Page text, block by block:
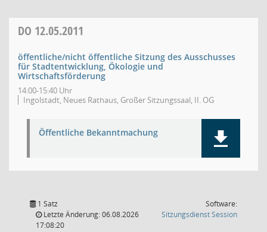
DO 12.05.2011
öffentliche/nicht öffentliche Sitzung des Ausschusses
für Stadtentwicklung, Ökologie und
Wirtschaftsförderung
14:00-15:40 Uhr
Ingolstadt, Neues Rathaus, Großer Sitzungssaal, II. OG
Öffentliche Bekanntmachung
1 Satz
Letzte Änderung: 06.08.2026
17:08:20
Software:
SitzungsdienstSession(Wird in